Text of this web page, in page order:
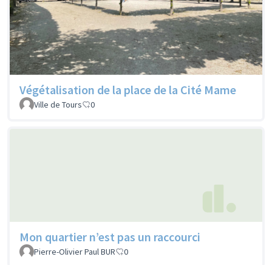
Végétalisation de la place de la Cité Mame
Ville de Tours 0
Mon quartier n’est pas un raccourci
Pierre-Olivier Paul BUR 0